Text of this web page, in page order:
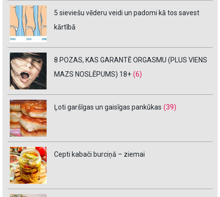
5 sieviešu vēderu veidi un padomi kā tos savest
kārtībā
8 POZAS, KAS GARANTĒ ORGASMU (PLUS VIENS
MAZS NOSLĒPUMS) 18+ (6)
Ļoti garšīgas un gaisīgas pankūkas (39)
Cepti kabači burciņā – ziemai